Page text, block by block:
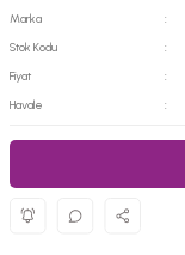
Marka
Stok Kodu
Fiyat
Havale